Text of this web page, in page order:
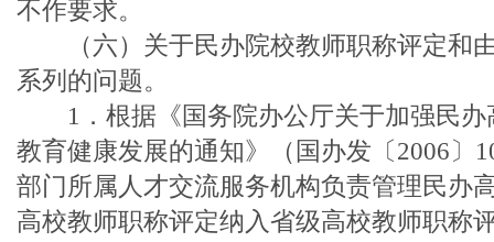
不作要求。
（六）关于民办院校教师职称评定和
系列的问题。
1．根据《国务院办公厅关于加强民办
教育健康发展的通知》（国办发〔2006〕
部门所属人才交流服务机构负责管理民办
高校教师职称评定纳入省级高校教师职称